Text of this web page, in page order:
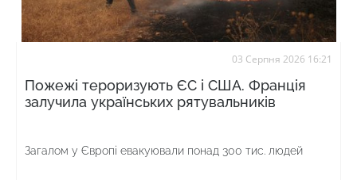
03 Серпня 2026 16:21
Пожежі тероризують ЄС і США. Франція
залучила українських рятувальників
Загалом у Європі евакуювали понад 300 тис. людей